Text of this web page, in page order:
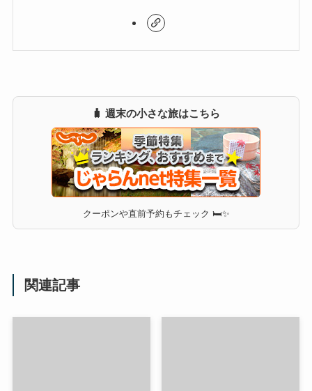
🧳 週末の小さな旅はこちら
クーポンや直前予約もチェック 🛏✨
関連記事